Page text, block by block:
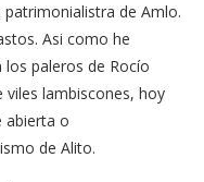
de Amlo.
Asi como he
paleros de Rocío
viles lambiscones, hoy
abierta o
de Alito.